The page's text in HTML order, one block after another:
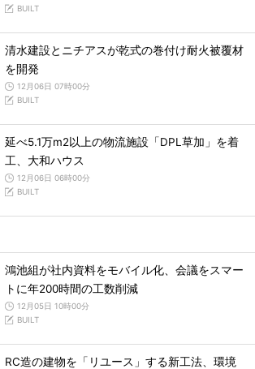
BUILT
清水建設とニチアスが乾式の巻付け耐火被覆材
を開発
12月06日 07時00分
BUILT
延べ5.1万m2以上の物流施設「DPL草加」を着
工、大和ハウス
12月06日 06時00分
BUILT
鴻池組が社内資料をモバイル化、会議をスマー
トに年200時間の工数削減
12月05日 10時00分
BUILT
RC造の建物を「リユース」する新工法、環境